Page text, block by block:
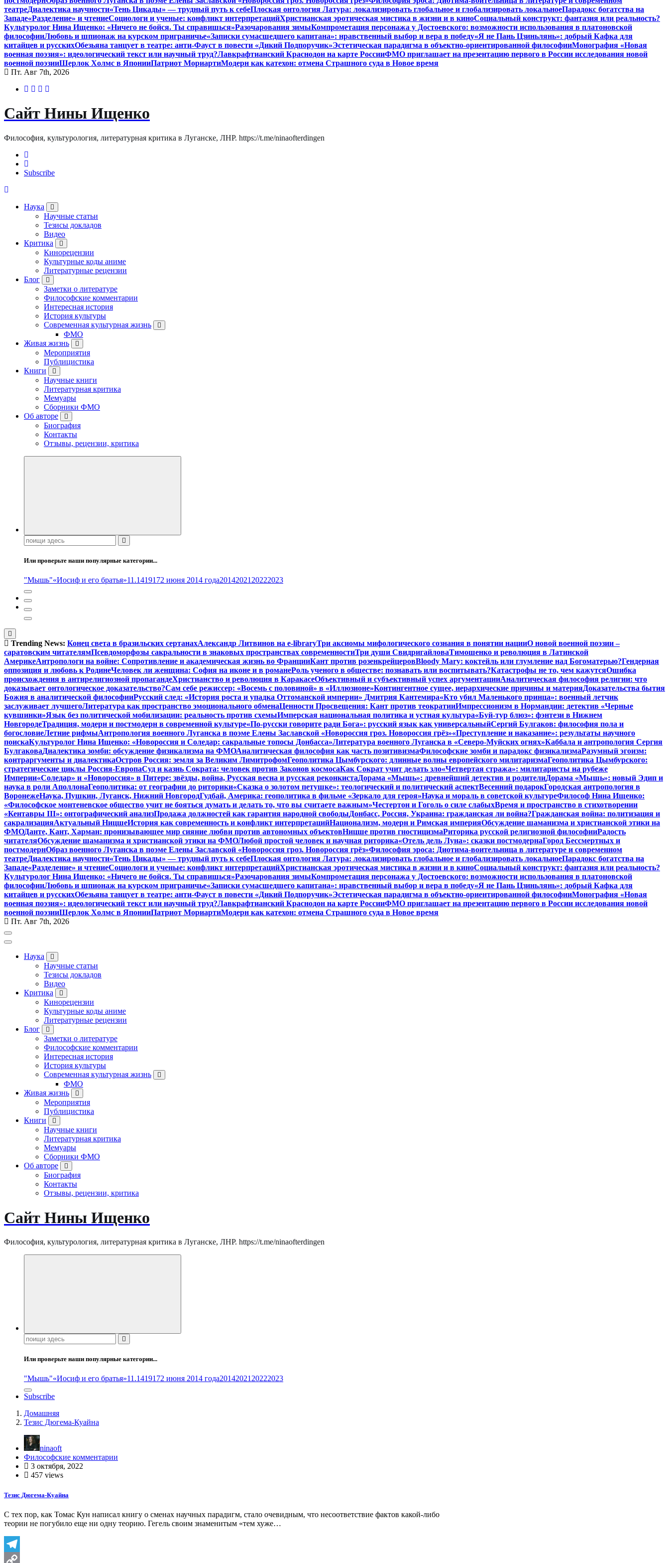
театреДиалектика научности«Тень Цикады» — трудный путь к себеПлоская онтология Латура: локализировать глобальное и глобализировать локальноеПарадокс богатства на
Западе«Разделение» и чтениеСоциологи и ученые: конфликт интерпретацийХристианская эротическая мистика в жизни и в киноСоциальный конструкт: фантазия или реальность?
Культуролог Нина Ищенко: «Ничего не бойся. Ты справишься»Разочарования зимыКомпрометация персонажа у Достоевского: возможности использования в платоновской
философииЛюбовь и шпионаж на курском приграничье«Записки сумасшедшего капитана»: нравственный выбор и вера в победу«Я не Пань Цзиньлянь»: добрый Кафка для
китайцев и русскихОбезьяна танцует в театре: анти-Фауст в повести «Дикий Подпоручик»Эстетическая парадигма в объектно-ориентированной философииМонография «Новая
военная поэзия»: идеологический текст или научный труд?Лавкрафтианский Краснодон на карте РоссииФМО приглашает на презентацию первого в России исследования новой
военной поэзииШерлок Холмс в ЯпонииПатриот МориартиМодерн как катехон: отмена Страшного суда в Новое время
Пт. Авг 7th, 2026
Сайт Нины Ищенко
Философия, культурология, литературная критика в Луганске, ЛНР. https://t.me/ninaofterdingen
Subscribe
Наука
Научные статьи
Тезисы докладов
Видео
Критика
Кинорецензии
Культурные коды аниме
Литературные рецензии
Блог
Заметки о литературе
Философские комментарии
Интересная история
История культуры
Современная культурная жизнь
ФМО
Живая жизнь
Мероприятия
Публицистика
Книги
Научные книги
Литературная критика
Мемуары
Сборники ФМО
Об авторе
Биография
Контакты
Отзывы, рецензии, критика
Поиск:
Или проверьте наши популярные категории...
"Мышь"«Иосиф и его братья»11.1419172 июня 2014 года20142021 20222023
Trending News: Конец света в бразильских сертанахАлександр Литвинов на e-libraryТри аксиомы мифологического сознания в понятии нацииО новой военной поэзии –
саратовским читателямПсевдоморфозы сакральности в знаковых пространствах современностиТри души СвидригайловаТимошенко и революция в Латинской
АмерикеАнтропологи на войне: Сопротивление и академическая жизнь во ФранцииКант против розенкрейцеровBloody Mary: коктейль или глумление над Богоматерью?Гендерная
оппозиция и любовь к РодинеЧеловек ли женщина: София на иконе и в романеРоль ученого в обществе: познавать или воспитывать?Катастрофы не то, чем кажутсяОшибка
происхождения в антирелигиозной пропагандеХристианство и революция в КаракасеОбъективный и субъективный успех аргументацииАналитическая философия религии: что
доказывает онтологическое доказательство?Сам себе режиссер: «Восемь с половиной» в «Иллюзионе»Контингентное сущее, иерархические причины и материяДоказательства бытия
Божия в аналитической философииРусский след: «История роста и упадка Оттоманской империи» Дмитрия Кантемира«Кто убил Маленького принца»: военный летчик
заслуживает лучшегоЛитература как пространство эмоционального обменаЦенности Просвещения: Кант против теократииИмпрессионизм в Нормандии: детектив «Черные
кувшинки»Язык без политической мобилизации: реальность против схемыИмперская национальная политика и устная культура«Буй-тур блюз»: фэнтези в Нижнем
НовгородеТрадиция, модерн и постмодерн в современной культуре«По-русски говорите ради Бога»: русский язык как универсальныйСергий Булгаков: философия пола и
богословиеЛетние рифмыАнтропология военного Луганска в поэме Елены Заславской «Новороссия гроз. Новороссия грёз»«Преступление и наказание»: результаты научного
поискаКультуролог Нина Ищенко: «Новороссия и Соледар: сакральные топосы Донбасса»Литература военного Луганска в «Северо-Муйских огнях»Каббала и антропология Сергия
БулгаковаДиалектика зомби: обсуждение физикализма на ФМОАналитическая философия как часть позитивизмаФилософские зомби и парадокс физикализмаРазумный эгоизм:
контраргументы и диалектикаОстров Россия: земля за Великим ЛимитрофомГеополитика Цымбурского: длинные волны европейского милитаризмаГеополитика Цымбурского:
стратегические циклы Россия-ЕвропаСуд и казнь Сократа: человек против Законов космосаКак Сократ учит делать зло«Четвертая стража»: милитаристы на рубеже
Империи«Соледар» и «Новороссия» в Питере: звёзды, война, Русская весна и русская реконкистаДорама «Мышь»: древнейший детектив и родителиДорама «Мышь»: новый Эдип и
наука в роли АполлонаГеополитика: от географии до риторики«Сказка о золотом петушке»: теологический и политический аспектВесенний подарокГородская антропология в
ВоронежеНаука, Пушкин, Луганск, Нижний НовгородГудбай, Америка: геополитика в фильме «Зеркало для героя»Наука и мораль в советской культуреФилософ Нина Ищенко:
«Философское монтеневское общество учит не бояться думать и делать то, что вы считаете важным»Честертон и Гоголь о силе слабыхВремя и пространство в стихотворении
«Кентавры III»: онтографический анализПродажа должностей как гарантия народной свободыДонбасс, Россия, Украина: гражданская ли война?Гражданская война: политизация и
сакрализацияАктуальный НицшеИстория как современность и конфликт интерпретацийНационализм, модерн и Римская империяОбсуждение шаманизма и христианской этики на
ФМОДанте, Кант, Харман: пронизывающее мир сияние любви против автономных объектовНицше против гностицизмаРиторика русской религиозной философииРадость
читателяОбсуждение шаманизма и христианской этики на ФМОЛюбой простой человек и научная риторика«Отель дель Луна»: сказки постмодернаГород Бессмертных и
постмодернОбраз военного Луганска в поэме Елены Заславской «Новороссия гроз. Новороссия грёз»Философия эроса: Диотима-воительница в литературе и современном
театреДиалектика научности«Тень Цикады» — трудный путь к себеПлоская онтология Латура: локализировать глобальное и глобализировать локальноеПарадокс богатства на
Западе«Разделение» и чтениеСоциологи и ученые: конфликт интерпретацийХристианская эротическая мистика в жизни и в киноСоциальный конструкт: фантазия или реальность?
Культуролог Нина Ищенко: «Ничего не бойся. Ты справишься»Разочарования зимыКомпрометация персонажа у Достоевского: возможности использования в платоновской
философииЛюбовь и шпионаж на курском приграничье«Записки сумасшедшего капитана»: нравственный выбор и вера в победу«Я не Пань Цзиньлянь»: добрый Кафка для
китайцев и русскихОбезьяна танцует в театре: анти-Фауст в повести «Дикий Подпоручик»Эстетическая парадигма в объектно-ориентированной философииМонография «Новая
военная поэзия»: идеологический текст или научный труд?Лавкрафтианский Краснодон на карте РоссииФМО приглашает на презентацию первого в России исследования новой
военной поэзииШерлок Холмс в ЯпонииПатриот МориартиМодерн как катехон: отмена Страшного суда в Новое время
Пт. Авг 7th, 2026
Наука
Научные статьи
Тезисы докладов
Видео
Критика
Кинорецензии
Культурные коды аниме
Литературные рецензии
Блог
Заметки о литературе
Философские комментарии
Интересная история
История культуры
Современная культурная жизнь
ФМО
Живая жизнь
Мероприятия
Публицистика
Книги
Научные книги
Литературная критика
Мемуары
Сборники ФМО
Об авторе
Биография
Контакты
Отзывы, рецензии, критика
Сайт Нины Ищенко
Философия, культурология, литературная критика в Луганске, ЛНР. https://t.me/ninaofterdingen
Поиск:
Или проверьте наши популярные категории...
"Мышь"«Иосиф и его братья»11.1419172 июня 2014 года2014202120222023
Subscribe
Домашняя
Тезис Дюгема-Куайна
ninaoft
Философские комментарии
3 октября, 2022
457 views
Тезис Дюгема-Куайна
С тех пор, как Томас Кун написал книгу о сменах научных парадигм, стало очевидным, что несоответствие фактов какой-либо
теории не погубило еще ни одну теорию. Гегель своим знаменитым «тем хуже…
Telegram